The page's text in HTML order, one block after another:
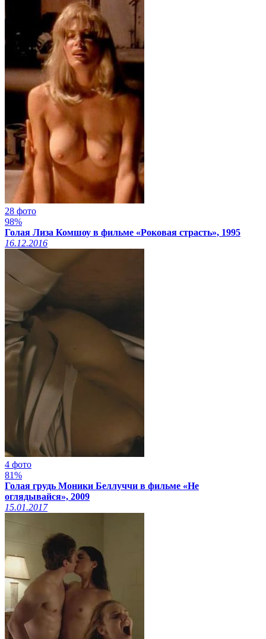
28 фото
98%
Голая Лиза Комшоу в фильме «Роковая страсть», 1995
16.12.2016
4 фото
81%
Голая грудь Моники Беллуччи в фильме «Не
оглядывайся», 2009
15.01.2017